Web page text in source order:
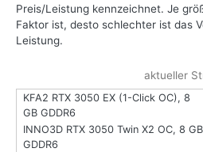
Preis/Leistung kennzeichnet. Je
Faktor ist, desto schlechter ist das
Leistung.
aktueller
KFA2 RTX 3050 EX (1-Click OC), 8
GB GDDR6
INNO3D RTX 3050 Twin X2 OC, 8 GB
GDDR6